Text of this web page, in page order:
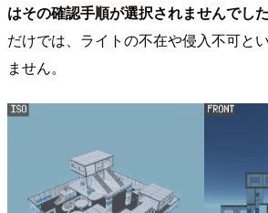
はその確認手順が選択されませんでした
だけでは、ライトの不在や侵入不可と
ません。